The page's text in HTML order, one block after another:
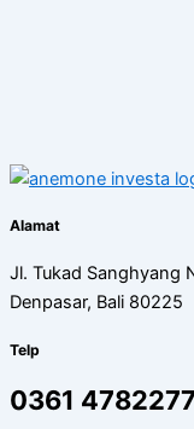
Alamat
Jl. Tukad Sanghyang
Denpasar, Bali 80225
Telp
0361 4782277